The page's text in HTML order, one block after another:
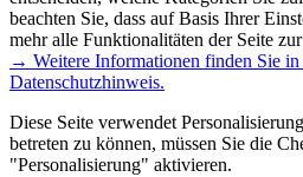
beachten Sie, dass auf Basis Ihrer
mehr alle Funktionalitäten der Seite
→ Weitere Informationen finden Sie in
Datenschutzhinweis.
Diese Seite verwendet
betreten zu können, müssen Sie die
"Personalisierung" aktivieren.